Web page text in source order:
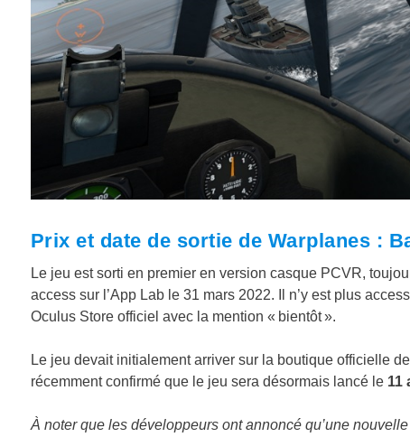
Prix et date de sortie de Warplanes :
Le jeu est sorti en premier en version casque PCVR,
access sur l’App Lab le 31 mars 2022. Il n’y est plus
Oculus Store officiel avec la mention « bientôt ».
Le jeu devait initialement arriver sur la boutique officielle
récemment confirmé que le jeu sera désormais lancé le11
À noter que les développeurs ont annoncé qu’une